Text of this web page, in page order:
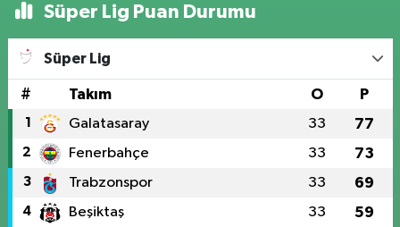
Süper Lig Puan Durumu
Süper Lig
# Takım O P
1 Galatasaray 33 77
2 Fenerbahçe 33 73
3 Trabzonspor 33 69
4 Beşiktaş 33 59